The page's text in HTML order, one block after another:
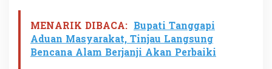
a
n
D
a
MENARIK DIBACA: Bupati Tanggapi
Aduan Masyarakat, Tinjau Langsung
Bencana Alam Berjanji Akan Perbaiki